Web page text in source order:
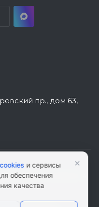
пр., дом 63,
|СОГЛАСИЕ НА
cookies и сервисы
обеспечения
качества
×